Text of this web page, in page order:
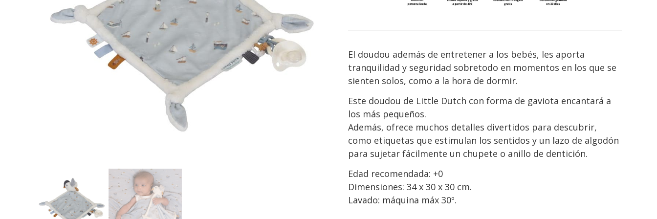
El doudou además de entretener a los bebés, les aporta
tranquilidad y seguridad sobretodo en momentos en los que se
sienten solos, como a la hora de dormir.
Este doudou de Little Dutch con forma de gaviota encantará a
los más pequeños.
Además, ofrece muchos detalles divertidos para descubrir,
como etiquetas que estimulan los sentidos y un lazo de algodón
para sujetar fácilmente un chupete o anillo de dentición.
Edad recomendada: +0
Dimensiones: 34 x 30 x 30 cm.
Lavado: máquina máx 30º.